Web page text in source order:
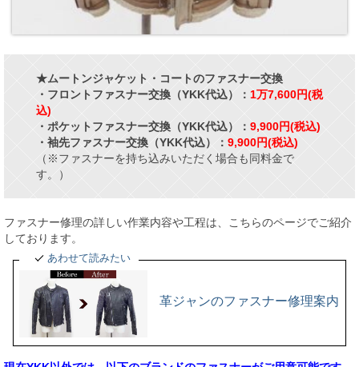
★ムートンジャケット・コートのファスナー交換
・フロントファスナー交換（YKK代込）： 1万7,600円(税
込)
・ポケットファスナー交換（YKK代込）： 9,900円(税込)
・袖先ファスナー交換（YKK代込）： 9,900円(税込)
（※ファスナーを持ち込みいただく場合も同料金で
す。）
ファスナー修理の詳しい作業内容や工程は、こちらのページでご紹介
しております。
あわせて読みたい
革ジャンのファスナー修理案内